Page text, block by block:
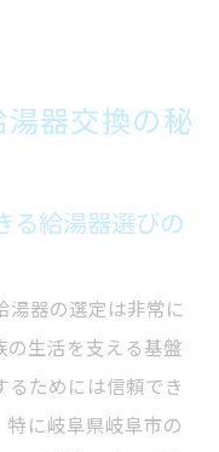
器交換の秘
る給湯器選びの
湯器の選定は非常に
の生活を支える基盤
るためには信頼でき
特に岐阜県岐阜市の